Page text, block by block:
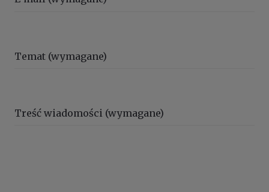
Temat (wymagane)
Treść wiadomości (wymagane)